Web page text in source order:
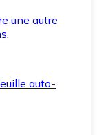
une autre
auto-